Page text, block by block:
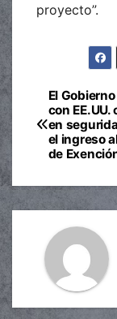
proyecto”.
de
El
con EE.UU.
en
el ingreso
de